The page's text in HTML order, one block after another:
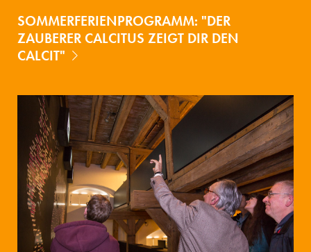
SOMMERFERIENPROGRAMM: "DER
ZAUBERER CALCITUS ZEIGT DIR DEN
CALCIT"